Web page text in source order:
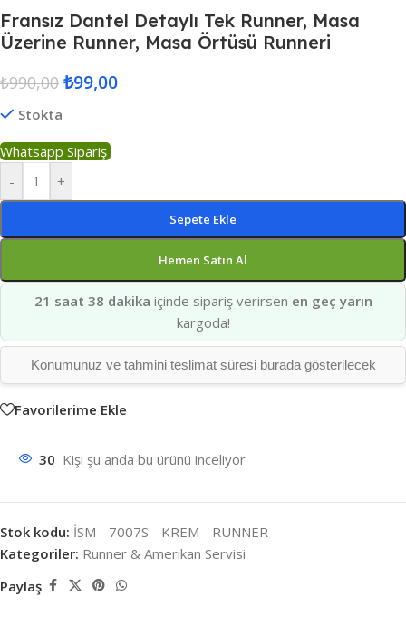
Fransız Dantel Detaylı Tek Runner, Masa
Üzerine Runner, Masa Örtüsü Runneri
₺990,00 ₺99,00
Stokta
Whatsapp Sipariş
-
+
Sepete Ekle
Hemen Satın Al
21 saat 38 dakika içinde sipariş verirsen en geç yarın
kargoda!
Konumunuz ve tahmini teslimat süresi burada gösterilecek
Favorilerime Ekle
30 Kişi şu anda bu ürünü inceliyor
Stok kodu: İSM - 7007S - KREM - RUNNER
Kategoriler: Runner & Amerikan Servisi
Paylaş